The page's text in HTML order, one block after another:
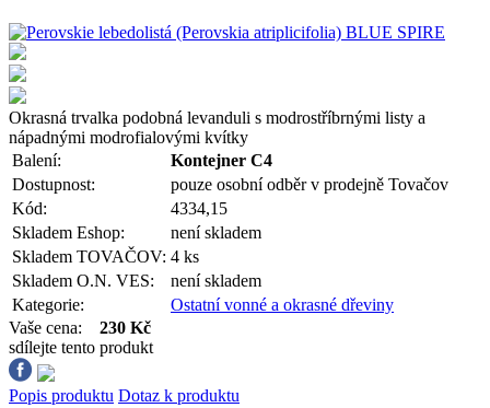
Okrasná trvalka podobná levanduli s modrostříbrnými listy a
nápadnými modrofialovými kvítky
Balení:
Kontejner C4
Dostupnost:
pouze osobní odběr v prodejně Tovačov
Kód:
4334,15
Skladem Eshop:
není skladem
Skladem TOVAČOV: 4 ks
Skladem O.N. VES:
není skladem
Kategorie:
Ostatní vonné a okrasné dřeviny
Vaše cena: 230 Kč
sdílejte tento produkt
Popis produktu Dotaz k produktu